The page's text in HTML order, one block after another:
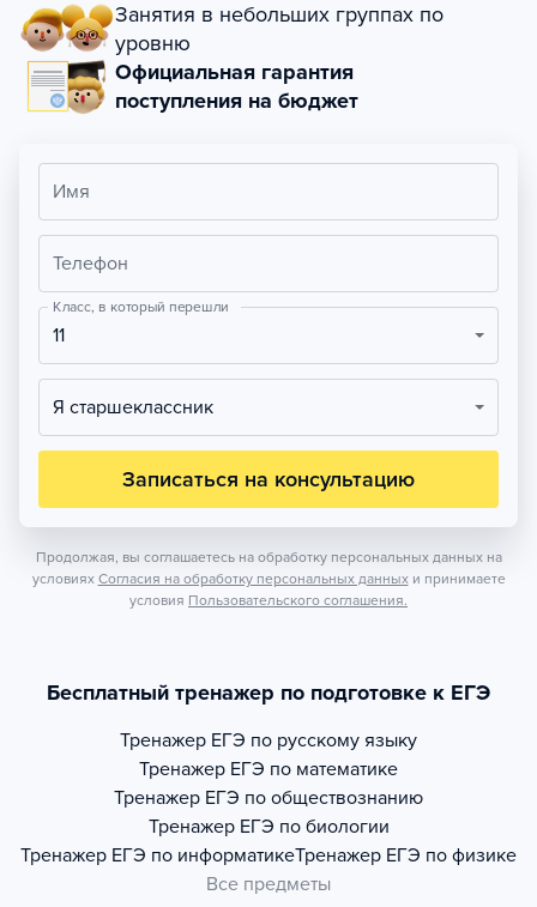
Занятия в небольших группах по
уровню
Официальная гарантия
поступления на бюджет
Имя
Телефон
Класс, в который перешли
11
Я старшеклассник
Записаться на консультацию
Продолжая, вы соглашаетесь на обработку персональных данных на
условиях Согласия на обработку персональных данных и принимаете
условия Пользовательского соглашения.
Бесплатный тренажер по подготовке к ЕГЭ
Тренажер ЕГЭ по русскому языку
Тренажер ЕГЭ по математике
Тренажер ЕГЭ по обществознанию
Тренажер ЕГЭ по биологии
Тренажер ЕГЭ по информатикеТренажер ЕГЭ по физике
Все предметы